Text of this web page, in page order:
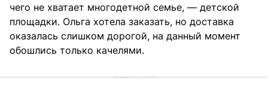
чего не хватает многодетной семье, — детской
площадки. Ольга хотела заказать, но доставка
оказалась слишком дорогой, на данный момент
обошлись только качелями.